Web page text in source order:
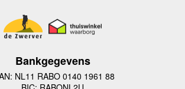
Bankgegevens
NL11 RABO 0140 1961 88